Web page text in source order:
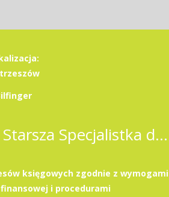
Starszy Specjalista / Starsza Specjalistka ds. księgowości
księgowych zgodnie z wymogami
i procedurami